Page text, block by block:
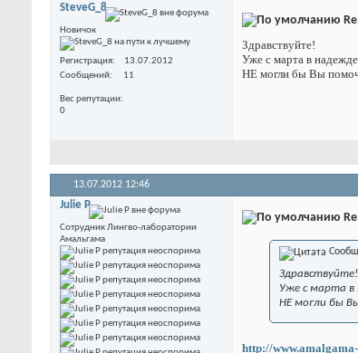
SteveG_8
Новичок
Регистрация
13.07.2012
Сообщений
11
Вес репутации
0
Здравствуйте!
Уже с марта в
НЕ могли бы Вы
13.07.2012 12:46
Julie P
Сотрудник Лингво-лаборатории
Амальгама
Здравствуйте!
Уже с марта в
НЕ могли бы
http://